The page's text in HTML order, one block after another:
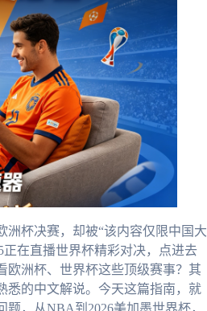
杯决赛，却被“该内容仅限中国大
在直播世界杯精彩对决，点进去
洲杯、世界杯这些顶级赛事？其
悉的中文解说。今天这篇指南，就
，从NBA到2026美加墨世界杯，